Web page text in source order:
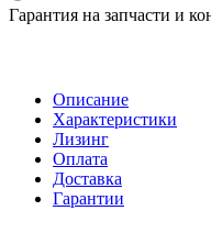
Гарантия на запчасти и
Описание
Характеристики
Лизинг
Оплата
Доставка
Гарантии